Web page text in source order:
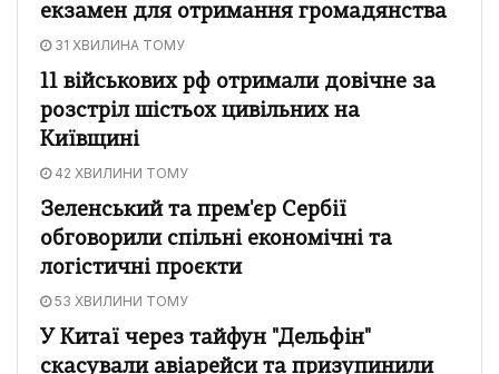
екзамен для отримання громадянства
31 ХВИЛИНА ТОМУ
11 військових рф отримали довічне за
розстріл шістьох цивільних на
Київщині
42 ХВИЛИНИ ТОМУ
Зеленський та прем'єр Сербії
обговорили спільні економічні та
логістичні проєкти
53 ХВИЛИНИ ТОМУ
У Китаї через тайфун "Дельфін"
скасували авіарейси та призупинили